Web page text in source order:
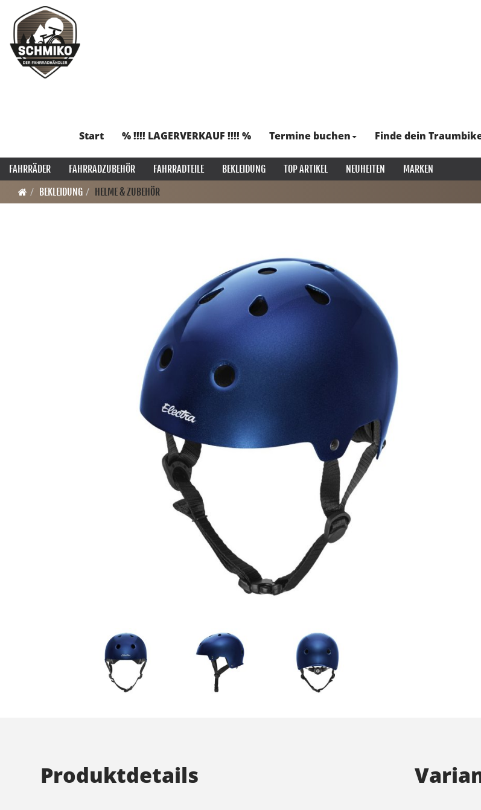
Start % !!!! LAGERVERKAUF !!!! % Termine buchen Finde dein
FAHRRÄDER FAHRRADZUBEHÖR FAHRRADTEILE BEKLEIDUNG TOP ARTIKEL NEUHEITEN
MARKEN
BEKLEIDUNG
HELME & ZUBEHÖR
Produktdetails